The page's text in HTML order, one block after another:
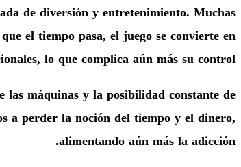
de diversión y entretenimiento. Muchas
el tiempo pasa, el juego se convierte en
lo que complica aún más su control.
máquinas y la posibilidad constante de
a perder la noción del tiempo y el dinero,
alimentando aún más la adicción.